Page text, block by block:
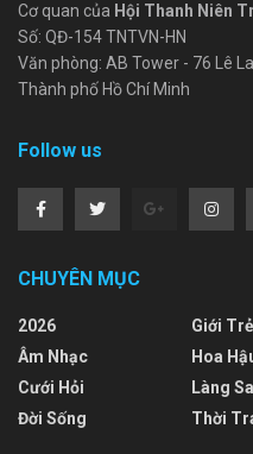
Cơ quan của Hội Thanh Niên
Số: QĐ-154 TNTVN-HN
Văn phòng: AB Tower - 76 Lê
Thành phố Hồ Chí Minh
Follow us
CHUYÊN MỤC
2026
Âm Nhạc
Cưới Hỏi
Đời Sống
Giới Trẻ
Hoa
Làng
Thời